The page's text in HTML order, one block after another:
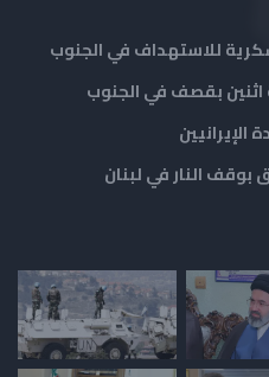
للاستهداف في الجنوب
اثنين بقصف في الجنوب
بوقف النار في لبنان